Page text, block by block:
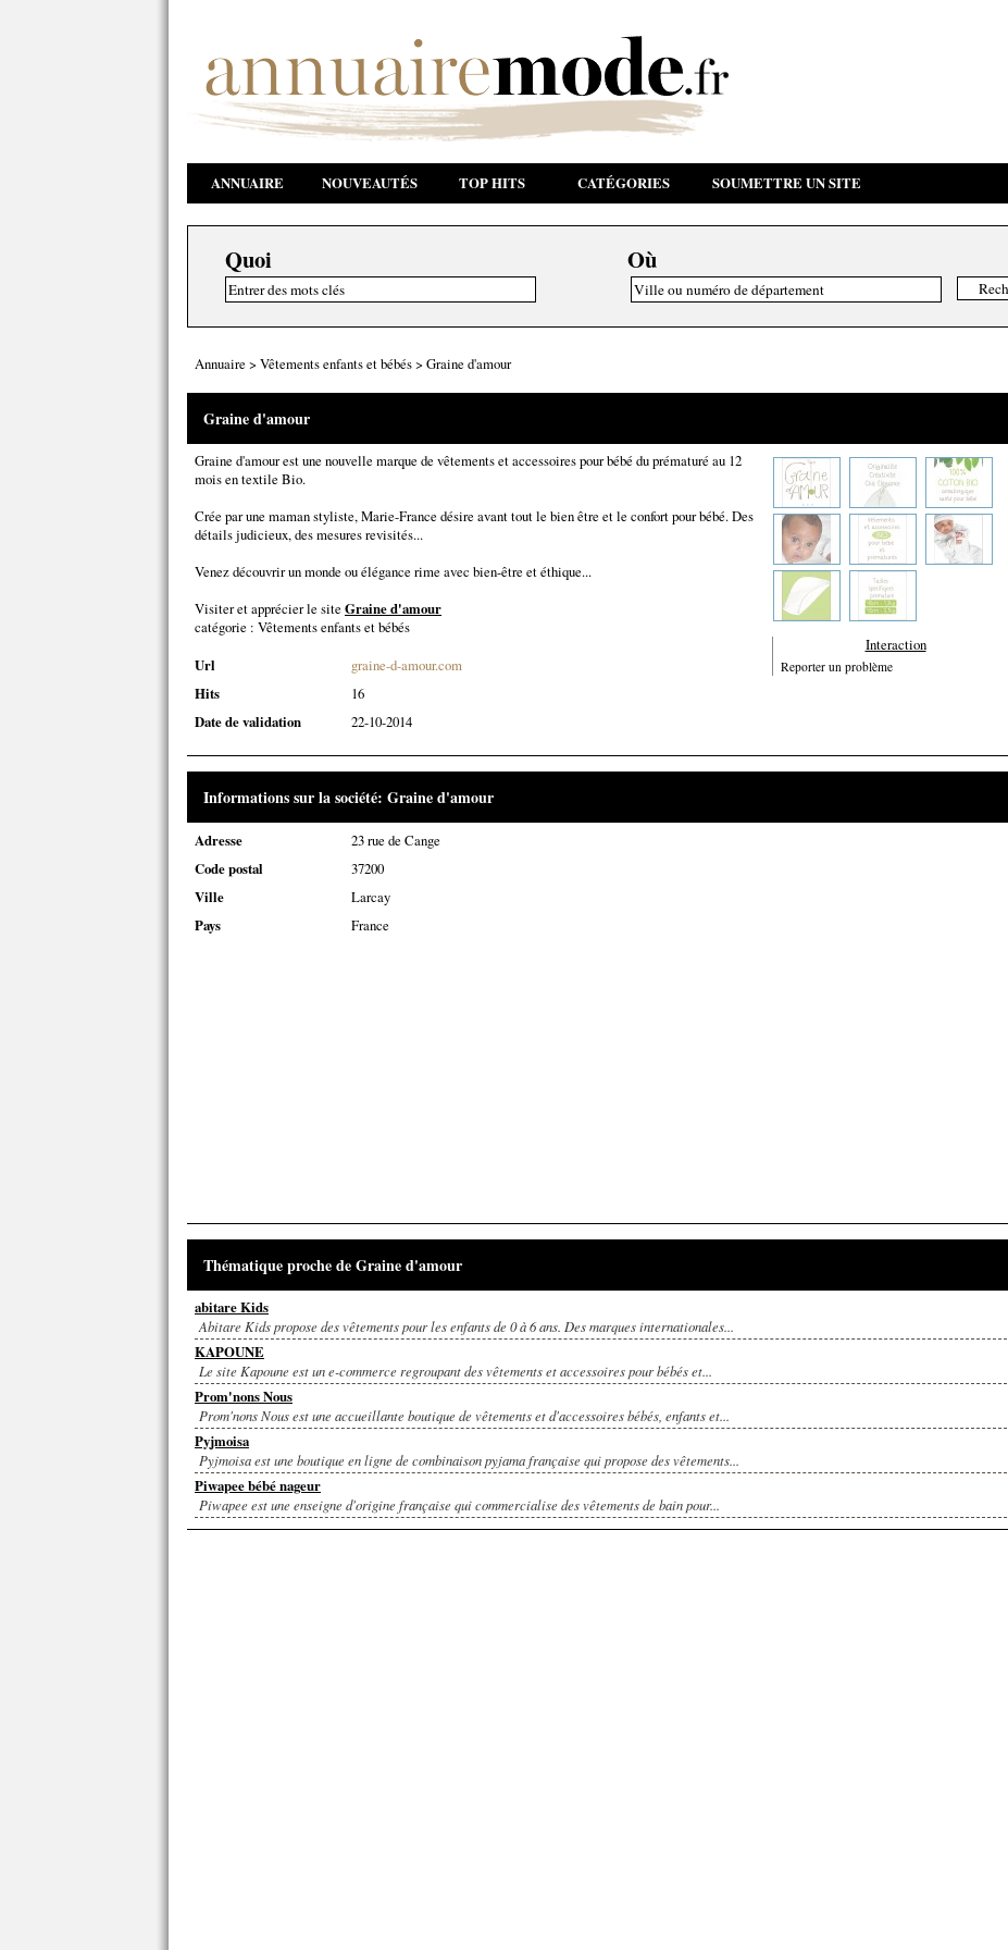
ANNUAIRE NOUVEAUTÉS TOP HITS CATÉGORIES SOUMETTRE UN SITE
Quoi Où
Annuaire > Vêtements enfants et bébés> Graine d'amour
Graine d'amour
Graine d'amour est une nouvelle marque de vêtements et accessoires pour bébé du prématuré au 12
mois en textile Bio.
Crée par une maman styliste, Marie-France désire avant tout le bien être et le confort pour bébé. Des
détails judicieux, des mesures revisités...
Venez découvrir un monde ou élégance rime avec bien-être et éthique...
Visiter et apprécier le site Graine d'amour
catégorie : Vêtements enfants et bébés
Url
graine-d-amour.com
Hits
16
Date de validation
22-10-2014
Interaction
Reporter un problème
Informations sur la société: Graine d'amour
Adresse
23 rue de Cange
Code postal
37200
Ville
Larcay
Pays
France
Thématique proche de Graine d'amour
abitare Kids
Abitare Kids propose des vêtements pour les enfants de 0 à 6 ans. Des marques internationales...
KAPOUNE
Le site Kapoune est un e-commerce regroupant des vêtements et accessoires pour bébés et...
Prom'nons Nous
Prom'nons Nous est une accueillante boutique de vêtements et d'accessoires bébés, enfants et...
Pyjmoisa
Pyjmoisa est une boutique en ligne de combinaison pyjama française qui propose des vêtements...
Piwapee bébé nageur
Piwapee est une enseigne d'origine française qui commercialise des vêtements de bain pour...